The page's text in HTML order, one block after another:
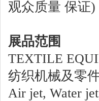
观众质量 保证
展品范围
TEXTILE
纺织机械及零
Air jet, Water